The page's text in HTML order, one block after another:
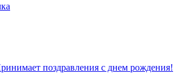
поздравления с днем рождения!